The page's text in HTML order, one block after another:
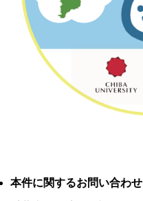
本件に関するお問い合わせ